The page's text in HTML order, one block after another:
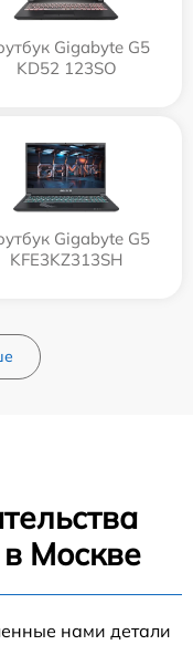
Gigabyte G5
KD52 123SO
Gigabyte G5
KFE3KZ313SH
Москве
нами детали